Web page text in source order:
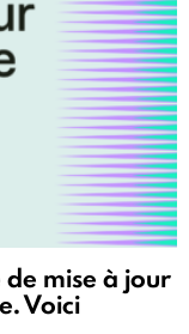
mise à jour
Voici